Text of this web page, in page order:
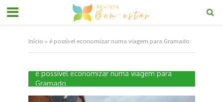
Início » é possível economizar numa viagem para Gramado
é possível economizar numa viagem para
Gramado